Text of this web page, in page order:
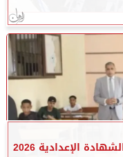
الإعدادية 2026